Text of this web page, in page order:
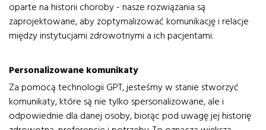
oparte na historii choroby - nasze rozwiązania są
zaprojektowane, aby zoptymalizować komunikację i relacje
między instytucjami zdrowotnymi a ich pacjentami.
Personalizowane komunikaty
Za pomocą technologii GPT, jesteśmy w stanie stworzyć
komunikaty, które są nie tylko spersonalizowane, ale i
odpowiednie dla danej osoby, biorąc pod uwagę jej historię